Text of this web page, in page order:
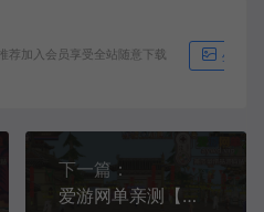
推荐加入会员享受全站随意下载 生成海
下一篇：
爱游网单亲测【天龙八部】新魔道入侵单机版带内辅GM虚拟机一键端视频安装教学经典怀旧武侠网游